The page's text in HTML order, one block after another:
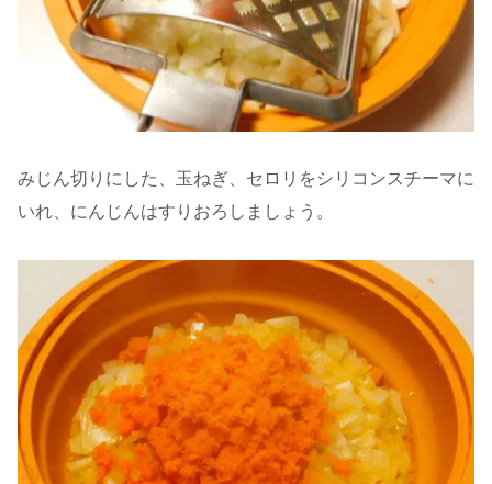
みじん切りにした、玉ねぎ、セロリをシリコンスチーマに
いれ、にんじんはすりおろしましょう。